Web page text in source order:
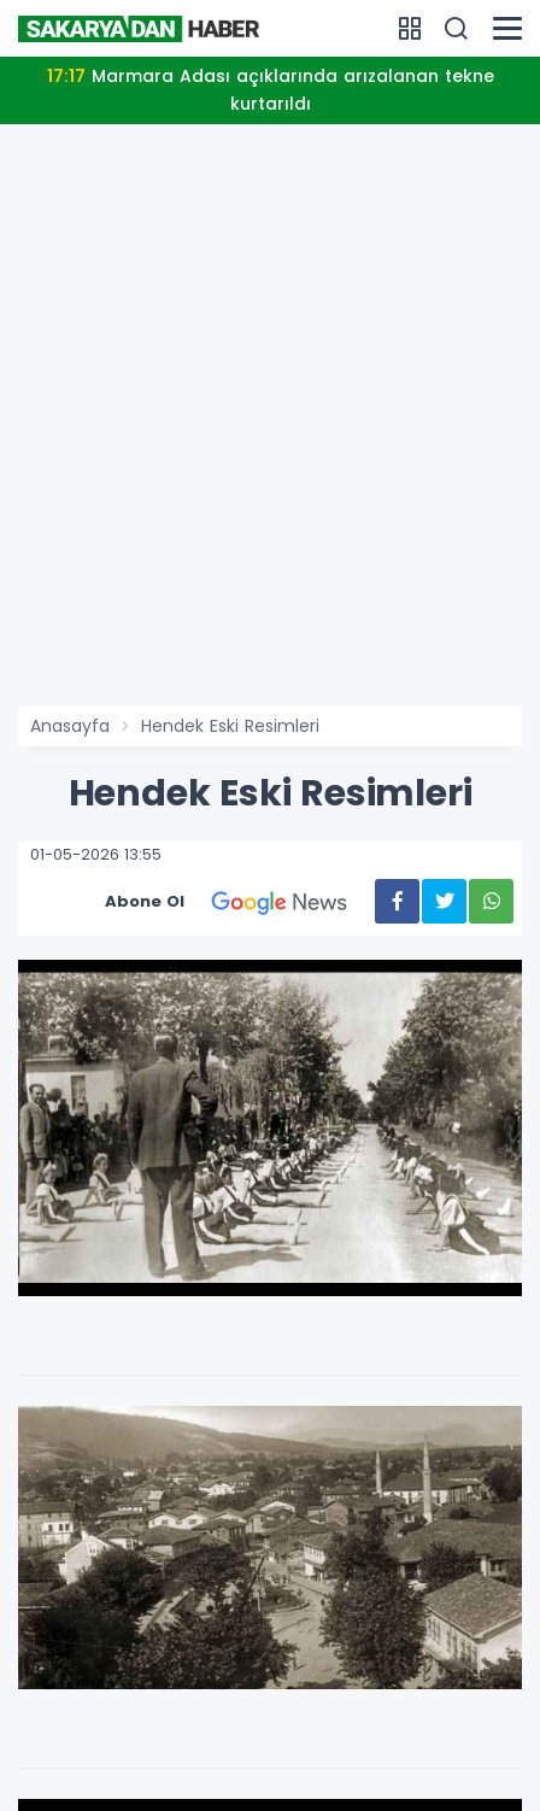
17:17
kurtarıldı
Anasayfa Hendek Eski Resimleri
Hendek Eski Resimleri
01-05-2026 13:55
Abone Ol